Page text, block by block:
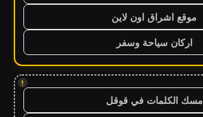
موقع اشراق اون لاين
اركان سياحة وسفر
!
مسك الكلمات في قوقل